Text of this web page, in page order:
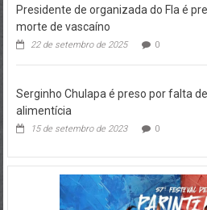
Presidente de organizada do Fla é
morte de vascaíno
22 de setembro de 2025 0
Serginho Chulapa é preso por falta
alimentícia
15 de setembro de 2023 0